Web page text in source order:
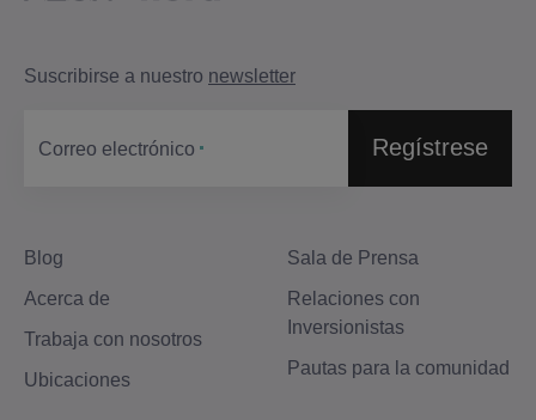
Blog
Acerca de
Trabaja con nosotros
Ubicaciones
Sala de Prensa
Relaciones con
Inversionistas
Pautas para la comunidad
Suscribirse a nuestro newsletter
Correo electrónico Regístrese